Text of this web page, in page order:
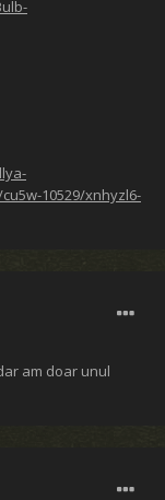
10529/xnhyzl6-
am doar unul